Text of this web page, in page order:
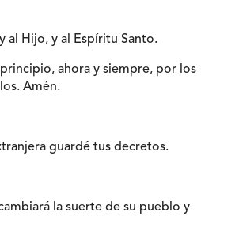
al Hijo, y al Espíritu Santo.
ahora y siempre, por los
Amén.
guardé tus decretos.
la suerte de su pueblo y